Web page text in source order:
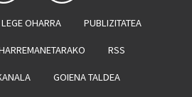
LEGE OHARRA PUBLIZITATEA
RSS
GOIENA TALDEA